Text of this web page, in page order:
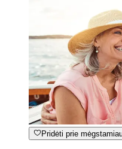
Pridėti prie